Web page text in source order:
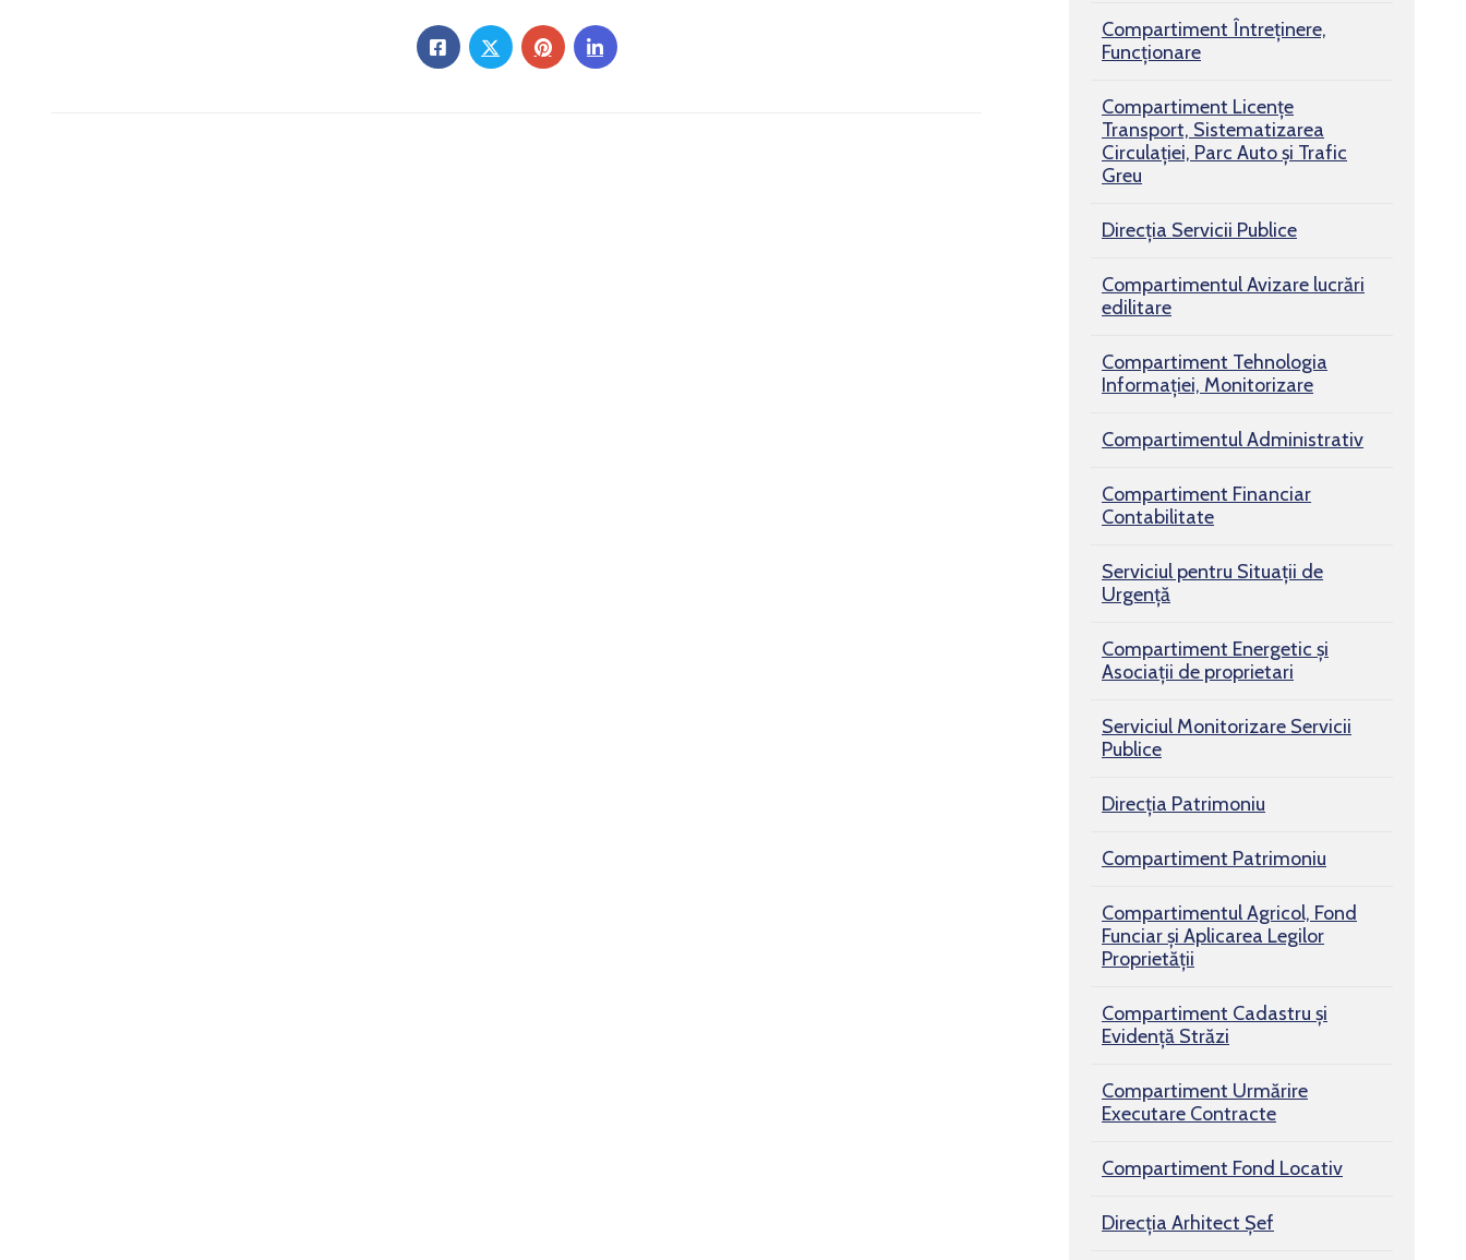
Compartiment Întreținere,
Funcționare
Compartiment Licențe
Transport, Sistematizarea
Circulației, Parc Auto și Trafic
Greu
Direcția Servicii Publice
Compartimentul Avizare lucrări
edilitare
Compartiment Tehnologia
Informației, Monitorizare
Compartimentul Administrativ
Compartiment Financiar
Contabilitate
Serviciul pentru Situaţii de
Urgenţă
Compartiment Energetic și
Asociații de proprietari
Serviciul Monitorizare Servicii
Publice
Direcția Patrimoniu
Compartiment Patrimoniu
Compartimentul Agricol, Fond
Funciar şi Aplicarea Legilor
Proprietăţii
Compartiment Cadastru și
Evidență Străzi
Compartiment Urmărire
Executare Contracte
Compartiment Fond Locativ
Direcția Arhitect Șef